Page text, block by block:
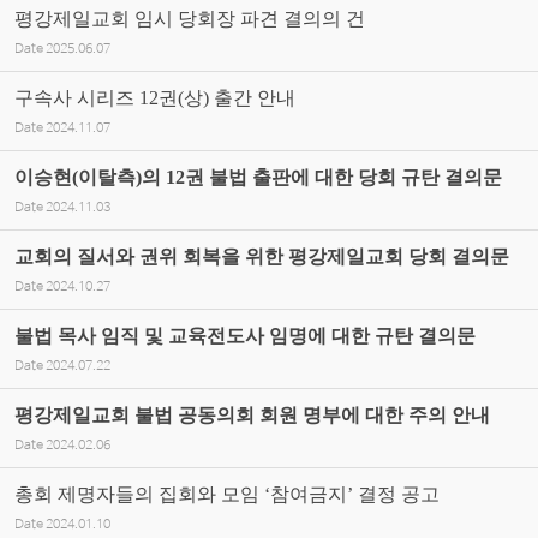
평강제일교회 임시 당회장 파견 결의의 건
Date 2025.06.07
구속사 시리즈 12권(상) 출간 안내
Date 2024.11.07
이승현(이탈측)의 12권 불법 출판에 대한 당회 규탄 결의문
Date 2024.11.03
교회의 질서와 권위 회복을 위한 평강제일교회 당회 결의문
Date 2024.10.27
불법 목사 임직 및 교육전도사 임명에 대한 규탄 결의문
Date 2024.07.22
평강제일교회 불법 공동의회 회원 명부에 대한 주의 안내
Date 2024.02.06
총회 제명자들의 집회와 모임 ‘참여금지’ 결정 공고
Date 2024.01.10